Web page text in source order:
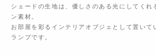
シェードの生地は、優しさのある光にしてくれ
ン素材。
お部屋を彩るインテリアオブジェとして置いて
ランプです。